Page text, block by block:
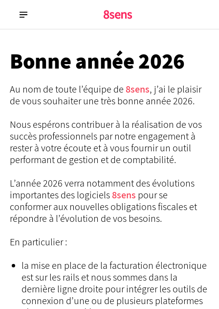
Bonne année 2026
Au nom de toute l’équipe de8sens, j’ai le plaisir
de vous souhaiter une très bonne année 2026.
Nous espérons contribuer à la réalisation de vos
succès professionnels par notre engagement à
rester à votre écoute et à vous fournir un outil
performant de gestion et de comptabilité.
L’année 2026 verra notamment des évolutions
importantes des logiciels8sens pour se
conformer aux nouvelles obligations fiscales et
répondre à l’évolution de vos besoins.
En particulier :
la mise en place de la facturation électronique
est sur les rails et nous sommes dans la
dernière ligne droite pour intégrer les outils de
connexion d’une ou de plusieurs plateformes